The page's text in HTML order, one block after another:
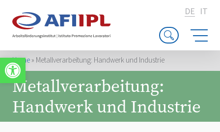
Werkzeugleiste öffnen
DE IT
Home» Metallverarbeitung: Handwerk und Industrie
Metallverarbeitung:
Handwerk und Industrie